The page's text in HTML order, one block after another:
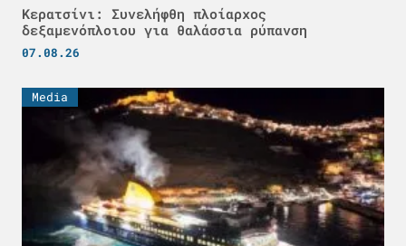
Κερατσίνι: Συνελήφθη πλοίαρχος
δεξαμενόπλοιου για θαλάσσια ρύπανση
07.08.26
Media